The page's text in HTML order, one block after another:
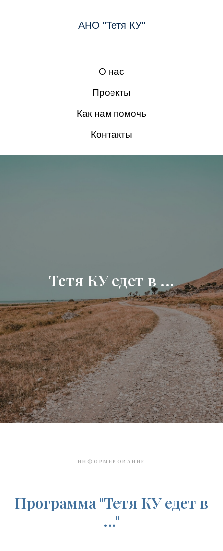
АНО "Тетя КУ"
О нас
Проекты
Как нам помочь
Контакты
Тетя КУ едет в ...
ИНФОРМИРОВАНИЕ
Программа "Тетя КУ едет в
..."